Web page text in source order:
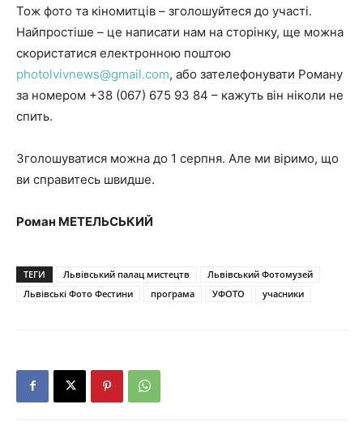
Тож фото та кіномитців – зголошуйтеся до участі.
Найпростіше – це написати нам на сторінку, ще можна
скористатися електронною поштою
photolvivnews@gmail.com, або зателефонувати Роману
за номером +38 (067) 675 93 84 – кажуть він ніколи не
спить.
Зголошуватися можна до 1 серпня. Але ми віримо, що
ви справитесь швидше.
Роман МЕТЕЛЬСЬКИЙ
ТЕГИ Львівський палац мистецтв
Львівський Фотомузей
Львівські Фото Фестини
програма УФОТО учасники